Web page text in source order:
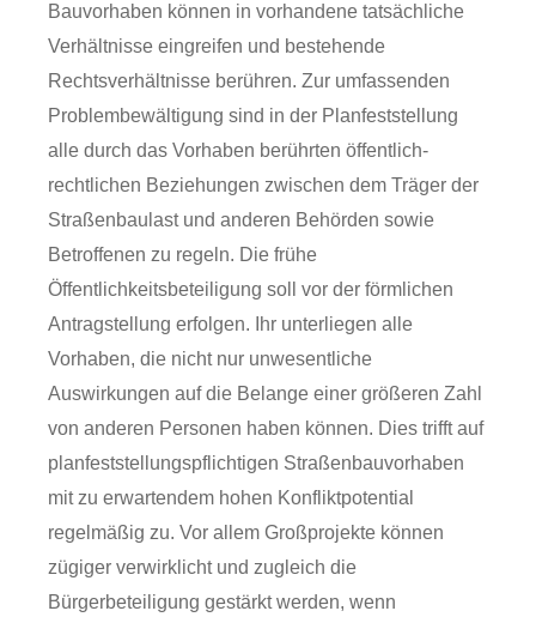
Bauvorhaben können in vorhandene tatsächliche
Verhältnisse eingreifen und bestehende
Rechtsverhältnisse berühren. Zur umfassenden
Problembewältigung sind in der Planfeststellung
alle durch das Vorhaben berührten öffentlich-
rechtlichen Beziehungen zwischen dem Träger der
Straßenbaulast und anderen Behörden sowie
Betroffenen zu regeln. Die frühe
Öffentlichkeitsbeteiligung soll vor der förmlichen
Antragstellung erfolgen. Ihr unterliegen alle
Vorhaben, die nicht nur unwesentliche
Auswirkungen auf die Belange einer größeren Zahl
von anderen Personen haben können. Dies trifft auf
planfeststellungspflichtigen Straßenbauvorhaben
mit zu erwartendem hohen Konfliktpotential
regelmäßig zu. Vor allem Großprojekte können
zügiger verwirklicht und zugleich die
Bürgerbeteiligung gestärkt werden, wenn